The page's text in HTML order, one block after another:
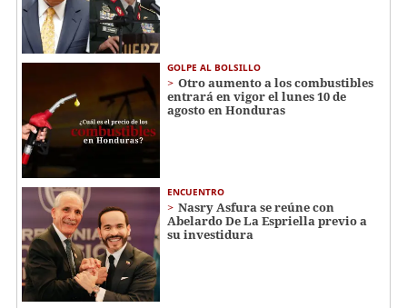
GOLPE AL BOLSILLO
Otro aumento a los combustibles
entrará en vigor el lunes 10 de
agosto en Honduras
ENCUENTRO
Nasry Asfura se reúne con
Abelardo De La Espriella previo a
su investidura